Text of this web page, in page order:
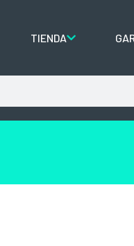
TIENDA